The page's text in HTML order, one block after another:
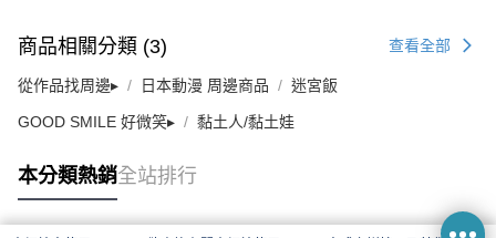
商品相關分類 (3) 查看全部
從作品找周邊▸ 日本動漫 周邊商品 迷宮飯
GOOD SMILE 好微笑▸ 黏土人/黏土娃
本分類熱銷全站排行